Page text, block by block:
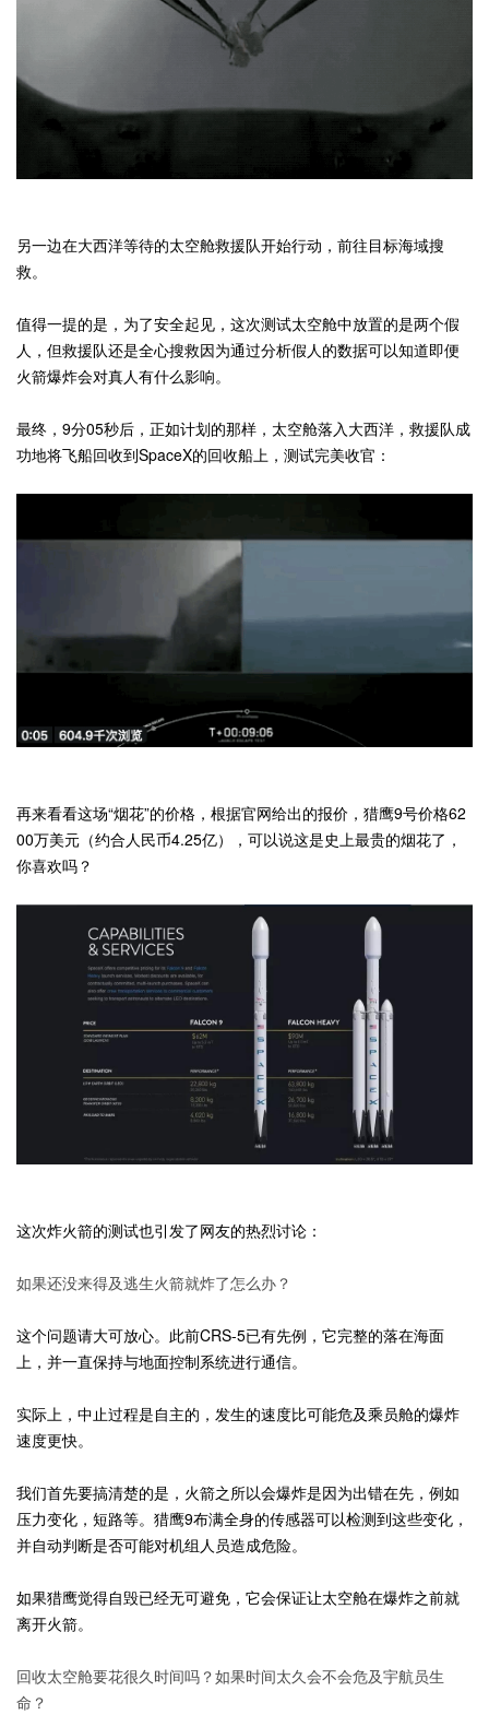
另一边在大西洋等待的太空舱救援队开始行动，前往目标海域搜
救。
值得一提的是，为了安全起见，这次测试太空舱中放置的是两个假
人，但救援队还是全心搜救因为通过分析假人的数据可以知道即便
火箭爆炸会对真人有什么影响。
最终，9分05秒后，正如计划的那样，太空舱落入大西洋，救援队成
功地将飞船回收到SpaceX的回收船上，测试完美收官：
再来看看这场“烟花”的价格，根据官网给出的报价，猎鹰9号价格62
00万美元（约合人民币4.25亿），可以说这是史上最贵的烟花了，
你喜欢吗？
这次炸火箭的测试也引发了网友的热烈讨论：
如果还没来得及逃生火箭就炸了怎么办？
这个问题请大可放心。此前CRS-5已有先例，它完整的落在海面
上，并一直保持与地面控制系统进行通信。
实际上，中止过程是自主的，发生的速度比可能危及乘员舱的爆炸
速度更快。
我们首先要搞清楚的是，火箭之所以会爆炸是因为出错在先，例如
压力变化，短路等。猎鹰9布满全身的传感器可以检测到这些变化，
并自动判断是否可能对机组人员造成危险。
如果猎鹰觉得自毁已经无可避免，它会保证让太空舱在爆炸之前就
离开火箭。
回收太空舱要花很久时间吗？如果时间太久会不会危及宇航员生
命？